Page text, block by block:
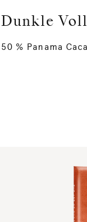
Dunkle
50 % Panama